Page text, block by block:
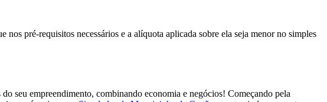
pré-requisitos necessários e a alíquota aplicada sobre ela seja menor no simples
seu empreendimento, combinando economia e negócios! Começando pela